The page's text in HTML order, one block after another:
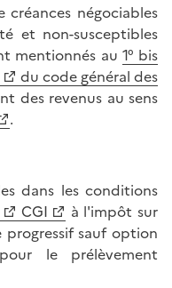
négociables
et non-susceptibles
mentionnés au 1° bis
du code général des
des revenus au sens
.
dans les conditions
CGI
à l'impôt sur
progressif sauf option
le prélèvement